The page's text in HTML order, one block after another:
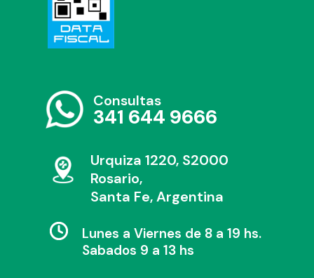
Consultas
341 644 9666
Urquiza 1220, S2000
Rosario,
Santa Fe, Argentina
Lunes a Viernes de 8 a 19 hs.
Sabados 9 a 13 hs